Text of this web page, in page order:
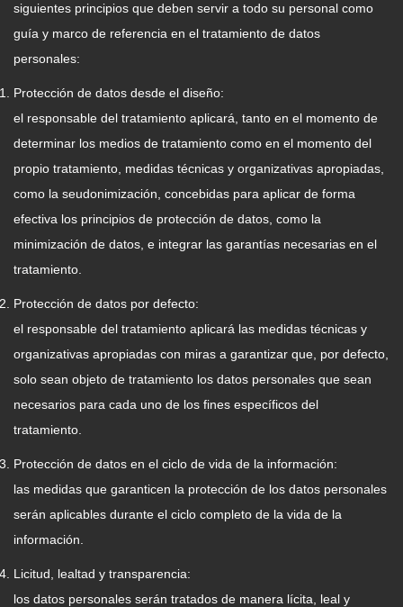
siguientes principios que deben servir a todo su personal como
guía y marco de referencia en el tratamiento de datos
personales:
Protección de datos desde el diseño:
el responsable del tratamiento aplicará, tanto en el momento de
determinar los medios de tratamiento como en el momento del
propio tratamiento, medidas técnicas y organizativas apropiadas,
como la seudonimización, concebidas para aplicar de forma
efectiva los principios de protección de datos, como la
minimización de datos, e integrar las garantías necesarias en el
tratamiento.
Protección de datos por defecto:
el responsable del tratamiento aplicará las medidas técnicas y
organizativas apropiadas con miras a garantizar que, por defecto,
solo sean objeto de tratamiento los datos personales que sean
necesarios para cada uno de los fines específicos del
tratamiento.
Protección de datos en el ciclo de vida de la información:
las medidas que garanticen la protección de los datos personales
serán aplicables durante el ciclo completo de la vida de la
información.
Licitud, lealtad y transparencia:
los datos personales serán tratados de manera lícita, leal y